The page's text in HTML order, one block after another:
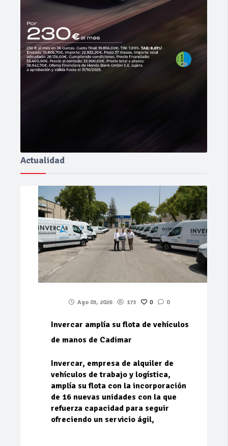
Actualidad
Ago 03, 2026 173 0 0
Invercar amplía su flota de vehículos
de manos de Cadimar
Invercar, empresa de alquiler de
vehículos de trabajo y logística,
amplía su flota con la incorporación
de 16 nuevas unidades con la que
refuerza capacidad para seguir
ofreciendo un servicio ágil,